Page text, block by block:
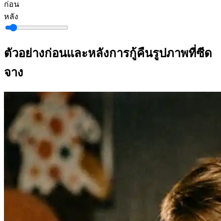
ก่อน
หลัง
ตัวอย่างก่อนและหลังการกู้คืนรูปภาพที่ซีด
จาง